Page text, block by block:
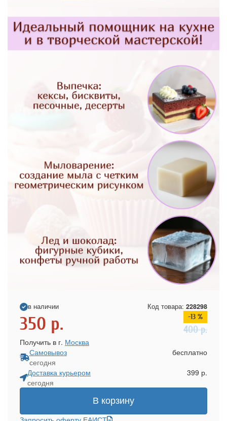
в наличии Код товара: 228298
350 р. -13 %
400р.
Получить в г. Москва
Самовывоз
сегодня
бесплатно
Доставка курьером
сегодня
399 р.
В корзину